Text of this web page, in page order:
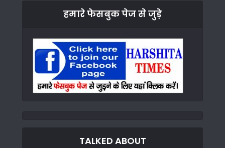
हमारे फेसबुक पेज से जुड़े
TALKED ABOUT